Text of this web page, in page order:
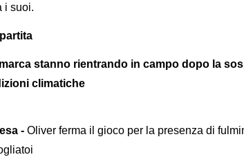
i suoi.
stanno rientrando in campo dopo la
climatiche
- Oliver ferma il gioco per la presenza di